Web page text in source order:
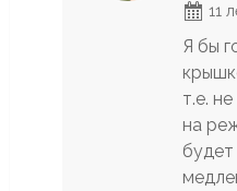
11
Я бы
т.е.
на
будет